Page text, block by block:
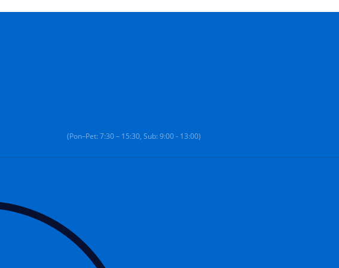
(Pon–Pet: 7:30 – 15:30, Sub: 9:00 - 13:00)